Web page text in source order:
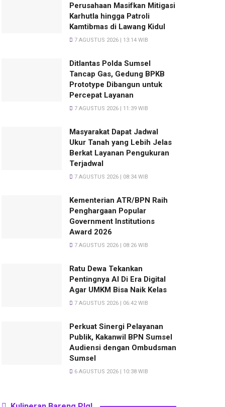
Perusahaan Masifkan Mitigasi
Karhutla hingga Patroli
Kamtibmas di Lawang Kidul
7 AGUSTUS 2026 | 13:14 WIB
Ditlantas Polda Sumsel
Tancap Gas, Gedung BPKB
Prototype Dibangun untuk
Percepat Layanan
7 AGUSTUS 2026 | 11:39 WIB
Masyarakat Dapat Jadwal
Ukur Tanah yang Lebih Jelas
Berkat Layanan Pengukuran
Terjadwal
7 AGUSTUS 2026 | 08:34 WIB
Kementerian ATR/BPN Raih
Penghargaan Popular
Government Institutions
Award 2026
7 AGUSTUS 2026 | 08:26 WIB
Ratu Dewa Tekankan
Pentingnya AI Di Era Digital
Agar UMKM Bisa Naik Kelas
7 AGUSTUS 2026 | 06:42 WIB
Perkuat Sinergi Pelayanan
Publik, Kakanwil BPN Sumsel
Audiensi dengan Ombudsman
Sumsel
6 AGUSTUS 2026 | 10:38 WIB